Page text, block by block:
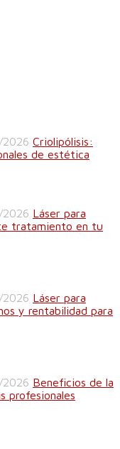
Criolipólisis:
de estética
Láser para
tratamiento en tu
Láser para
y rentabilidad para
Beneficios de la
profesionales